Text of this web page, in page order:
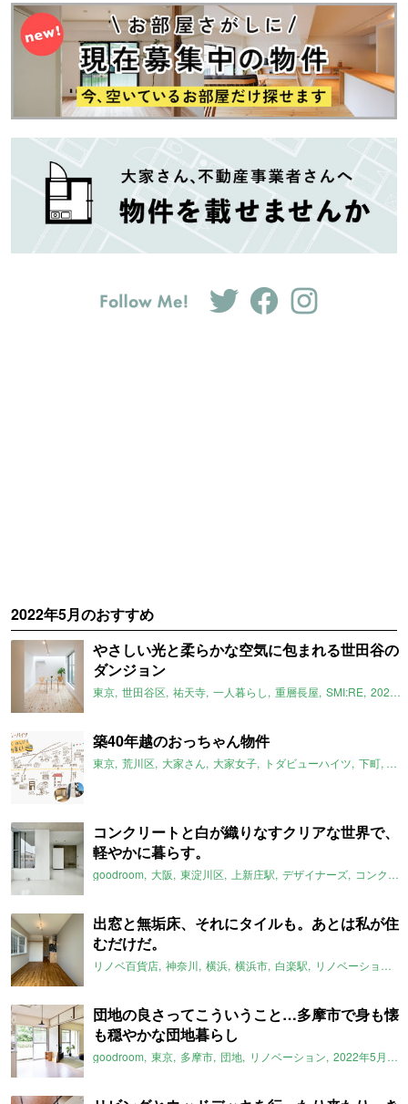
2022年5月のおすすめ
やさしい光と柔らかな空気に包まれる世田谷の
ダンジョン
東京 世田谷区 祐天寺 一人暮らし 重層長屋 SMI:RE 2022年5月のおすすめ
築40年越のおっちゃん物件
東京 荒川区 大家さん 大家女子 トダビューハイツ 下町 コ
コンクリートと白が織りなすクリアな世界で、
軽やかに暮らす。
goodroom 大阪 東淀川区 上新庄駅 デザイナーズ コンクリート
出窓と無垢床、それにタイルも。あとは私が住
むだけだ。
リノベ百貨店 神奈川 横浜 横浜市 白楽駅 リノベーション
団地の良さってこういうこと…多摩市で身も懐
も穏やかな団地暮らし
goodroom 東京 多摩市 団地 リノベーション 2022年5月のおすすめ